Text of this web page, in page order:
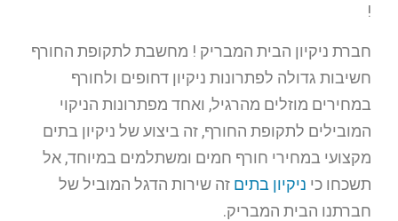
!
חברת ניקיון הבית המבריק ! מחשבת לתקופת החורף
חשיבות גדולה לפתרונות ניקיון דחופים ולחורף
במחירים מוזלים מהרגיל, ואחד מפתרונות הניקוי
המובילים לתקופת החורף, זה ביצוע של ניקיון בתים
מקצועי במחירי חורף חמים ומשתלמים במיוחד, אל
תשכחו כי ניקיון בתים זה שירות הדגל המוביל של
חברתנו הבית המבריק.